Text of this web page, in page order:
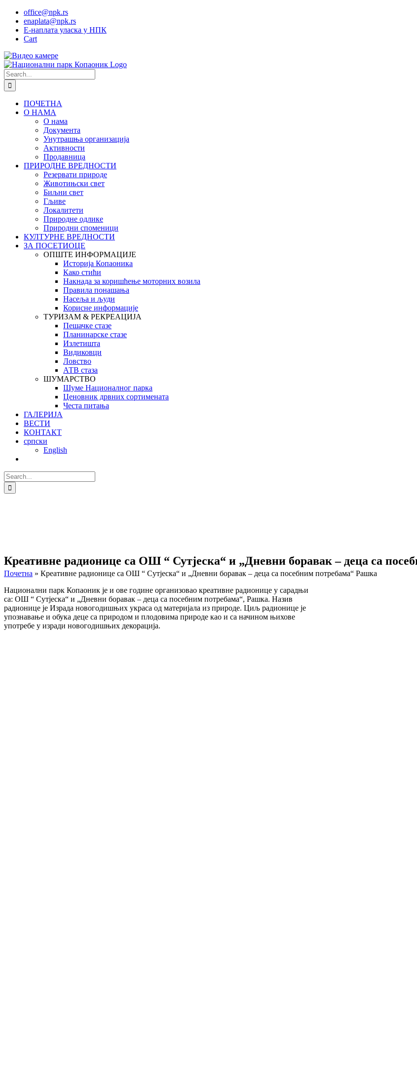
Skip
content
office@npk.rs
enaplata@npk.rs
Е-наплата уласка у НПК
Cart
Instagram
YouTube
Видео
камере
Search
for:
ПОЧЕТНА
О НАМА
О нама
Документа
Унутрашња организација
Активности
Продавница
ПРИРОДНЕ ВРЕДНОСТИ
Резервати природе
Животињски свет
Биљни свет
Гљиве
Локалитети
Природне одлике
Природни споменици
КУЛТУРНЕ ВРЕДНОСТИ
ЗА ПОСЕТИОЦЕ
ОПШТЕ ИНФОРМАЦИЈЕ
Историја Копаоника
Како стићи
Накнада за коришћење моторних возила
Правила понашања
Насеља и људи
Корисне информације
ТУРИЗАМ & РЕКРЕАЦИЈА
Пешачке стазе
Планинарске стазе
Излетишта
Видиковци
Ловство
АТВ стаза
ШУМАРСТВО
Шуме Националног парка
Ценовник дрвних сортимената
Честа питања
ГАЛЕРИЈА
ВЕСТИ
КОНТАКТ
српски
English
Search
for:
Креативне радионице са ОШ “ Сутјеска“ и „Дневни боравак – деца са
Почетна » Креативне радионице са ОШ “ Сутјеска“ и „Дневни боравак – деца са посебним потребама“ Рашка
Национални парк Копаоник је и ове године организовао креативне радионице у сарадњи
са: ОШ “ Сутјеска“ и „Дневни боравак – деца са посебним потребама“, Рашка. Назив
радионице је Израда новогодишњих украса од материјала из природе. Циљ радионице је
упознавање и обука деце са природом и плодовима природе као и са начином њихове
употребе у изради новогодишњих декорација.